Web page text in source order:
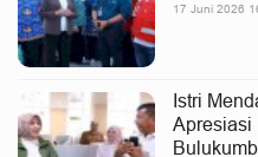
17 Juni 2026
Istri
Apresiasi